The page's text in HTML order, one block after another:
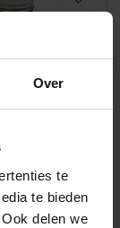
Over
te
te bieden
delen we
Bisglycinaat